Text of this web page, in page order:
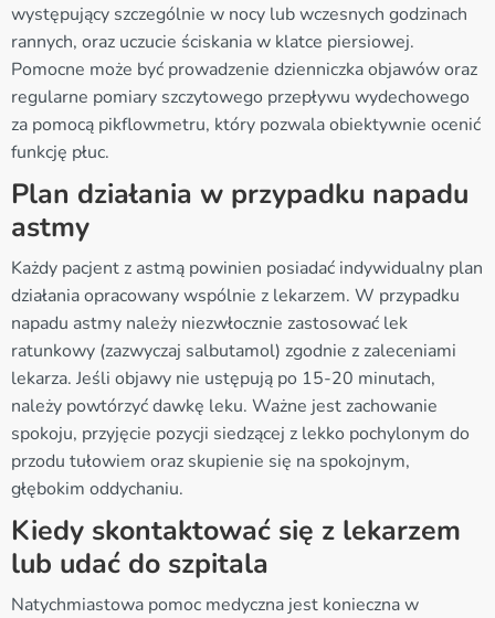
występujący szczególnie w nocy lub wczesnych godzinach
rannych, oraz uczucie ściskania w klatce piersiowej.
Pomocne może być prowadzenie dzienniczka objawów oraz
regularne pomiary szczytowego przepływu wydechowego
za pomocą pikflowmetru, który pozwala obiektywnie ocenić
funkcję płuc.
Plan działania w przypadku napadu
astmy
Każdy pacjent z astmą powinien posiadać indywidualny plan
działania opracowany wspólnie z lekarzem. W przypadku
napadu astmy należy niezwłocznie zastosować lek
ratunkowy (zazwyczaj salbutamol) zgodnie z zaleceniami
lekarza. Jeśli objawy nie ustępują po 15-20 minutach,
należy powtórzyć dawkę leku. Ważne jest zachowanie
spokoju, przyjęcie pozycji siedzącej z lekko pochylonym do
przodu tułowiem oraz skupienie się na spokojnym,
głębokim oddychaniu.
Kiedy skontaktować się z lekarzem
lub udać do szpitala
Natychmiastowa pomoc medyczna jest konieczna w